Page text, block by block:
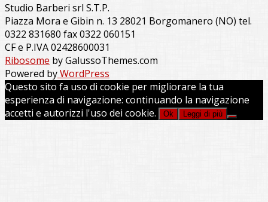
Studio Barberi srl S.T.P.
Piazza Mora e Gibin n. 13 28021 Borgomanero (NO) tel.
0322 831680 fax 0322 060151
CF e P.IVA 02428600031
Ribosome by GalussoThemes.com
Powered byWordPress
Questo sito fa uso di cookie per migliorare la tua
esperienza di navigazione: continuando la navigazione
accetti e autorizzi l'uso dei cookie.
Ok Leggi di più